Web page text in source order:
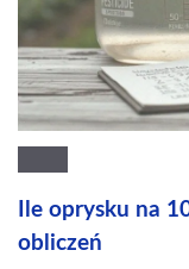
Ile oprysku na
obliczeń